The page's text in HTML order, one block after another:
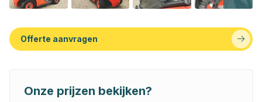
Offerte aanvragen
Onze prijzen bekijken?